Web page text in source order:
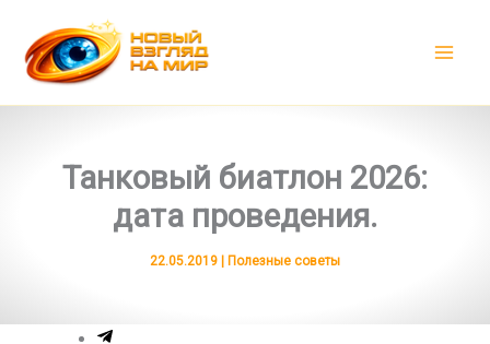
содержимому
Танковый биатлон 2026:
дата проведения.
22.05.2019 | Полезные советы